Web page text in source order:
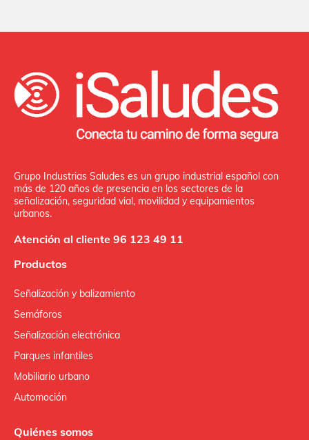
Grupo Industrias Saludes es un grupo industrial español con
más de 120 años de presencia en los sectores de la
señalización, seguridad vial, movilidad y equipamientos
urbanos.
Atención al cliente 96 123 49 11
Productos
Señalización y balizamiento
Semáforos
Señalización electrónica
Parques infantiles
Mobiliario urbano
Automoción
Quiénes somos